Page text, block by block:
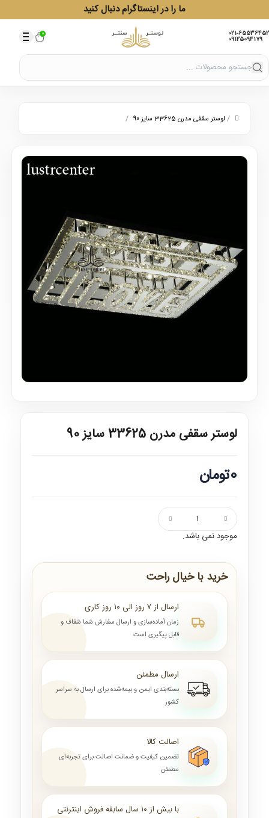
ما را در اینستاگرام دنبال کنید
021-65536452
09125094179
0
/ لوستر سقفی مدرن 33625 سایز 90 /
لوستر سقفی مدرن 33625 سایز 90
0تومان
موجود نمی باشد.
خرید با خیال راحت
ارسال از ۷ روز الی ۱۰ روز کاری
زمان آماده‌سازی و ارسال سفارش شما شفاف و
قابل پیگیری است
ارسال مطمئن
بسته‌بندی ایمن و بیمه‌شده برای ارسال به سراسر
کشور
اصالت کالا
تضمین کیفیت و ضمانت اصالت برای تجربه‌ای
مطمئن
با بیش از ۱۰ سال سابقه فروش اینترنتی